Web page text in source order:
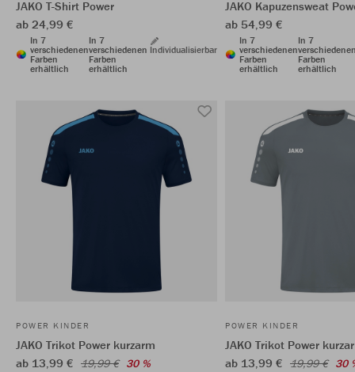
JAKO T-Shirt Power
ab 24,99 €
In 7
verschiedenen
Farben
erhältlich
In 7
verschiedenen
Farben
erhältlich
Individualisierbar
JAKO Kapuzensweat
ab 54,99 €
In 7
verschiedenen
Farben
erhältlich
In 7
Farben
erhältlich
POWER KINDER
JAKO Trikot Power kurzarm
ab 13,99 € 19,99 € 30 %
POWER KINDER
JAKO Trikot Power
ab 13,99 € 19,99 € 30